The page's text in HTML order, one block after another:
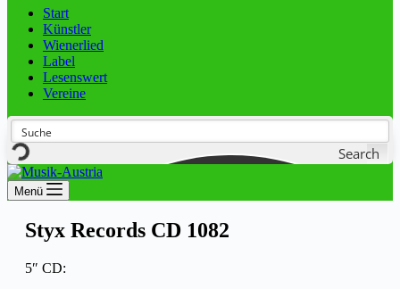
Start
Künstler
Wienerlied
Label
Lesenswert
Vereine
Search
Menü
Styx Records CD 1082
5″ CD: